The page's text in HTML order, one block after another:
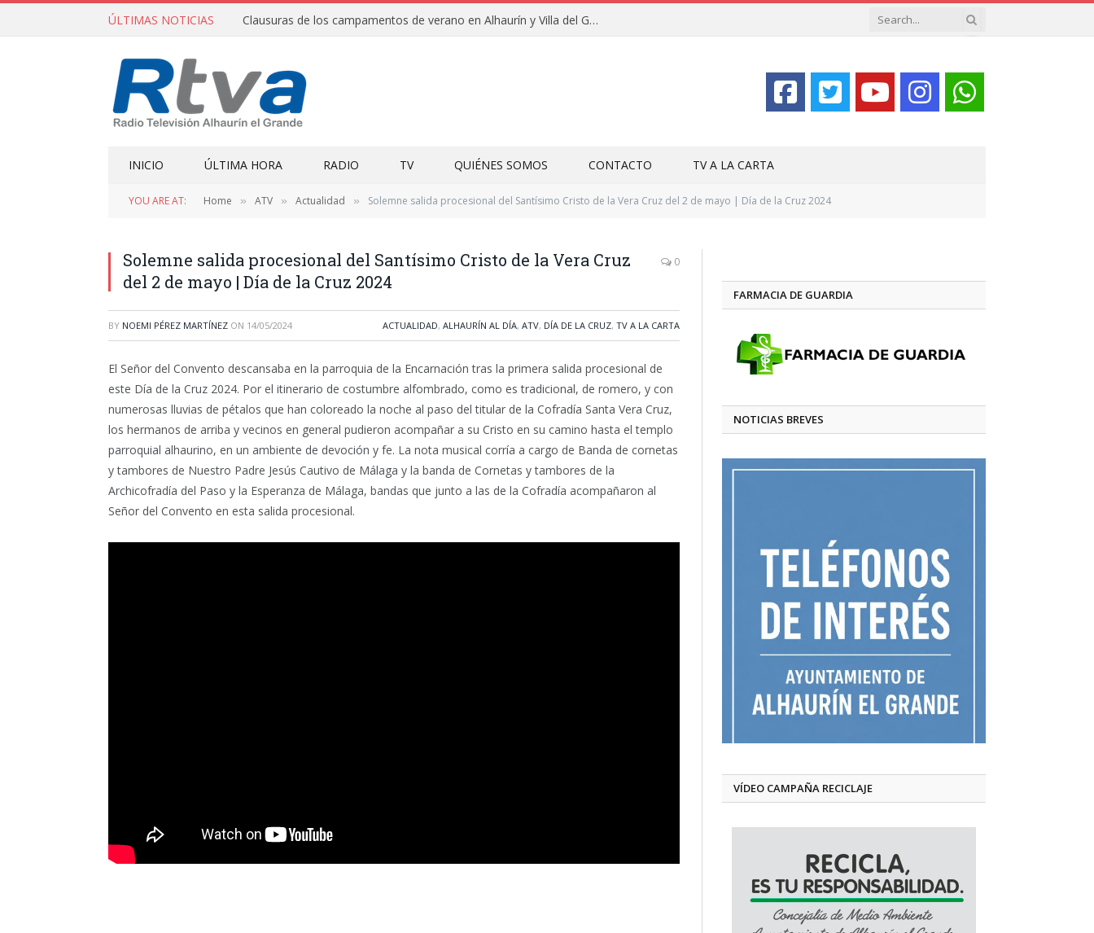
ÚLTIMAS NOTICIAS Clausuras de los campamentos de verano en Alhaurín y Villa del Guadalhorce 2026
INICIO ÚLTIMA HORA RADIO TV QUIÉNES SOMOS CONTACTO TV A LA CARTA
YOU ARE AT: Home » ATV » Actualidad » Solemne salida procesional del Santísimo Cristo de la Vera Cruz del 2 de mayo | Día de la Cruz 2024
Solemne salida procesional del Santísimo Cristo de la Vera Cruz
del 2 de mayo | Día de la Cruz 2024
0
BY NOEMI PÉREZ MARTÍNEZ ON 14/05/2024 ACTUALIDAD, ALHAURÍN AL DÍA, ATV, DÍA DE LA CRUZ, TV A LA CARTA
El Señor del Convento descansaba en la parroquia de la Encarnación tras la primera salida procesional de
este Día de la Cruz 2024. Por el itinerario de costumbre alfombrado, como es tradicional, de romero, y con
numerosas lluvias de pétalos que han coloreado la noche al paso del titular de la Cofradía Santa Vera Cruz,
los hermanos de arriba y vecinos en general pudieron acompañar a su Cristo en su camino hasta el templo
parroquial alhaurino, en un ambiente de devoción y fe. La nota musical corría a cargo de Banda de cornetas
y tambores de Nuestro Padre Jesús Cautivo de Málaga y la banda de Cornetas y tambores de la
Archicofradía del Paso y la Esperanza de Málaga, bandas que junto a las de la Cofradía acompañaron al
Señor del Convento en esta salida procesional.
FARMACIA DE GUARDIA
NOTICIAS BREVES
VÍDEO CAMPAÑA RECICLAJE